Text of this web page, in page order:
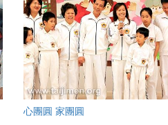
心團圓 家團圓